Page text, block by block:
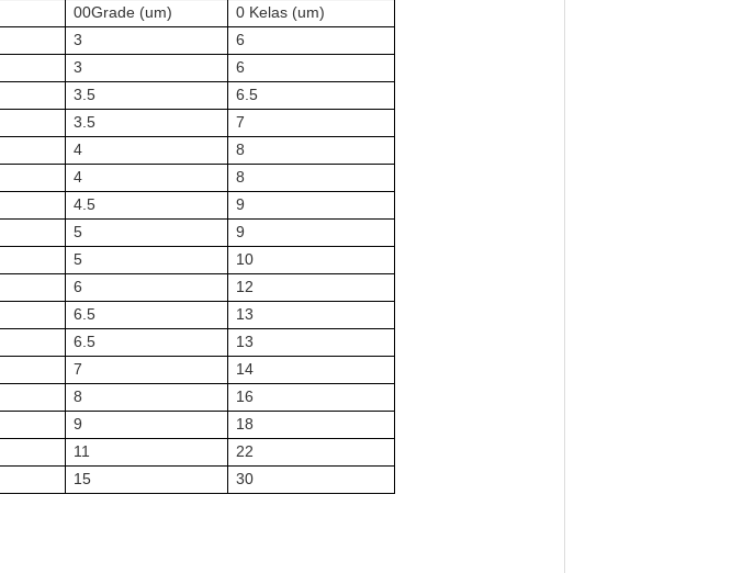
00Grade (um)
0 Kelas (um)
3
6
3
6
3.5
6.5
3.5
7
4
8
4
8
4.5
9
5
9
5
10
6
12
6.5
13
6.5
13
7
14
8
16
9
18
11
22
15 30